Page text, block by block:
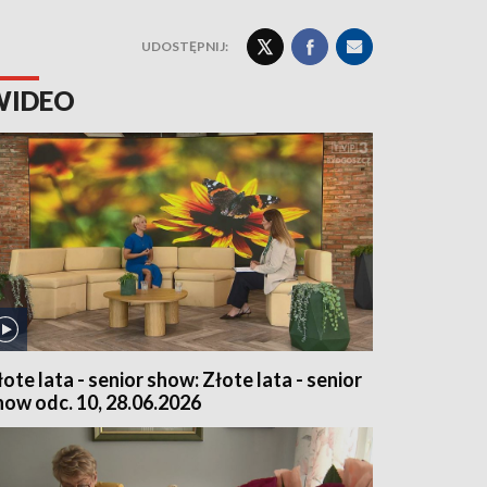
UDOSTĘPNIJ:
lata - senior show: Złote lata - senior
odc. 10, 28.06.2026